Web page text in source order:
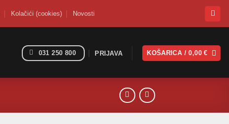
Kolačići (cookies) Novosti
031 250 800 PRIJAVA KOŠARICA /0,00€